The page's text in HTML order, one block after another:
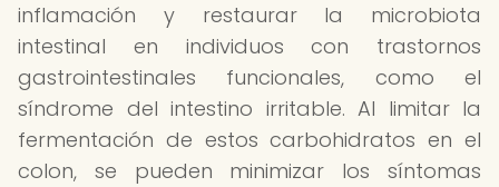
inflamación y restaurar la microbiota
intestinal en individuos con trastornos
gastrointestinales funcionales, como el
síndrome del intestino irritable. Al limitar la
fermentación de estos carbohidratos en el
colon, se pueden minimizar los síntomas